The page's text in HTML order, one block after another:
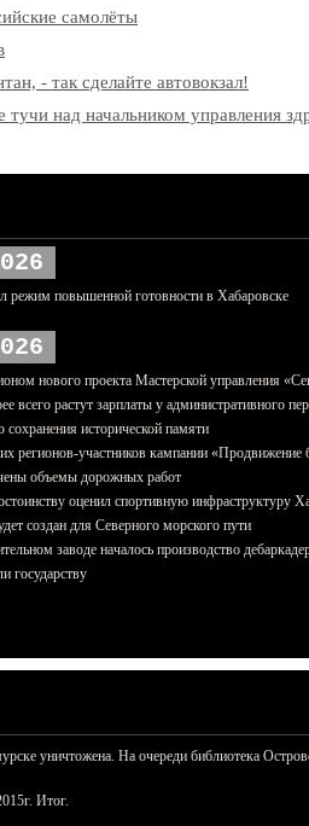
самолёты
- так сделайте автовокзал!
тучи над начальником управления
повышенной готовности в Хабаровске
нового проекта Мастерской управления
всего растут зарплаты у административного
исторической памяти
регионов-участников кампании «Продвижение
объемы дорожных работ
оценил спортивную инфраструктуру
создан для Северного морского пути
заводе началось производство
государству
уничтожена. На очереди библиотека
Итог.